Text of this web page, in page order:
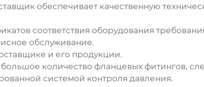
обеспечивает качественную
соответствия оборудования
обслуживание.
и его продукции.
количество фланцевых фитингов,
системой контроля давления.